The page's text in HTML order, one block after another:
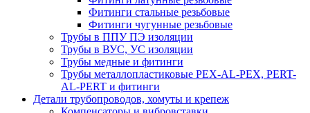
Фитинги стальные резьбовые
Фитинги чугунные резьбовые
Трубы в ППУ ПЭ изоляции
Трубы в ВУС, УС изоляции
Трубы медные и фитинги
Трубы металлопластиковые PEX-AL-PEX, PERT-
AL-PERT и фитинги
Детали трубопроводов, хомуты и крепеж